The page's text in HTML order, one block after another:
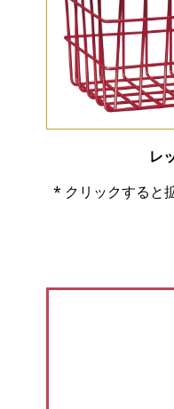
レ
* クリックすると